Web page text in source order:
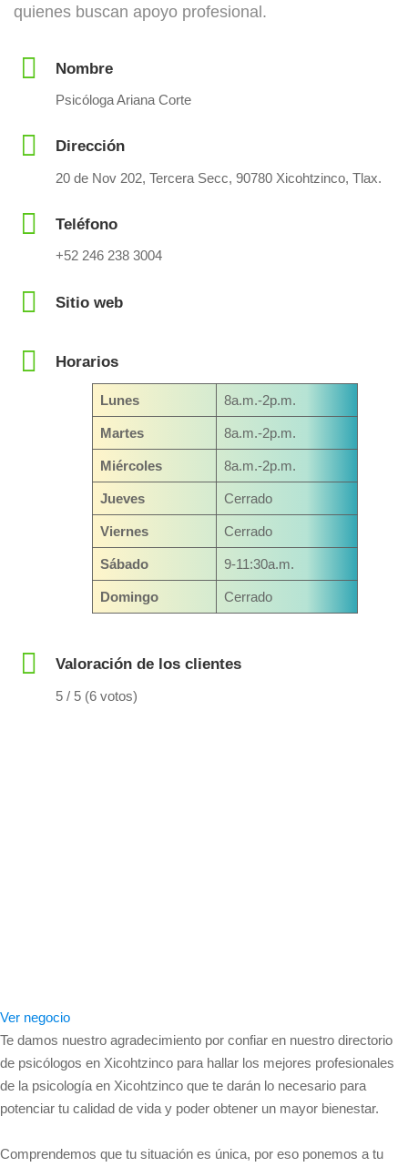
quienes buscan apoyo profesional.
Nombre
Psicóloga Ariana Corte
Dirección
20 de Nov 202, Tercera Secc, 90780 Xicohtzinco, Tlax.
Teléfono
+52 246 238 3004
Sitio web
Horarios
Lunes 8a.m.-2p.m.
Martes 8a.m.-2p.m.
Miércoles 8a.m.-2p.m.
Jueves Cerrado
Viernes Cerrado
Sábado 9-11:30a.m.
Domingo Cerrado
Valoración de los clientes
5 / 5 (6 votos)
Ver negocio
Te damos nuestro agradecimiento por confiar en nuestro directorio
de psicólogos en Xicohtzinco para hallar los mejores profesionales
de la psicología en Xicohtzinco que te darán lo necesario para
potenciar tu calidad de vida y poder obtener un mayor bienestar.
Comprendemos que tu situación es única, por eso ponemos a tu